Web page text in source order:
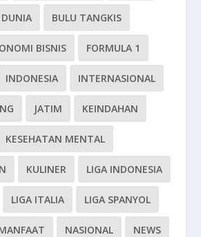
BULU TANGKIS
BISNIS FORMULA 1
INDONESIA INTERNASIONAL
JATIM KEINDAHAN
KESEHATAN MENTAL
KULINER LIGA INDONESIA
LIGA ITALIA LIGA SPANYOL
NASIONAL NEWS